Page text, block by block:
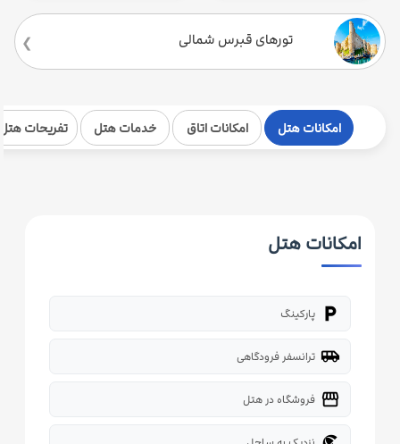
تورهای قبرس شمالی
امکانات هتل امکانات اتاق خدمات هتل تفریحات
امکانات هتل
local_parking پارکینگ
airport_shuttle ترانسفر فرودگاهی
storefront فروشگاه در هتل